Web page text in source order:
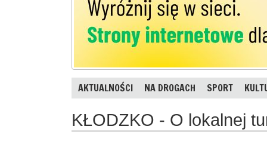
AKTUALNOŚCI NA DROGACH SPORT
KŁODZKO - O lokalnej